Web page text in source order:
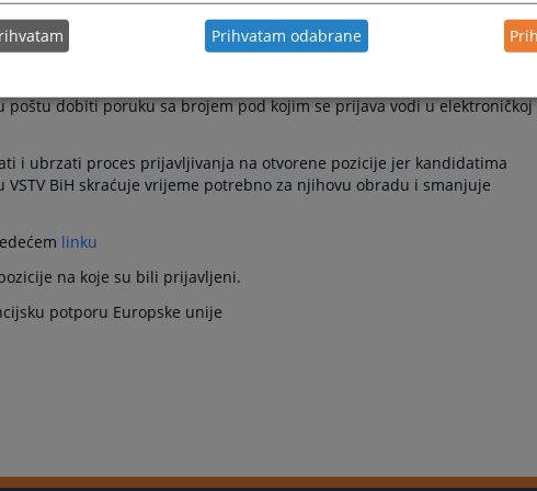
testiranjima,
kvalifikacijskih i pismenih testiranja itd.
poštu dobiti poruku sa brojem pod kojim se prijava vodi u elektroničkoj
i ubrzati proces prijavljivanja na otvorene pozicije jer kandidatima
BiH skraćuje vrijeme potrebno za njihovu obradu i smanjuje
linku
na koje su bili prijavljeni.
potporu Europske unije
Prihvatam odabrane